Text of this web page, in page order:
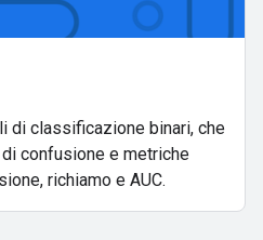
di classificazione binari, che
confusione e metriche
richiamo e AUC.